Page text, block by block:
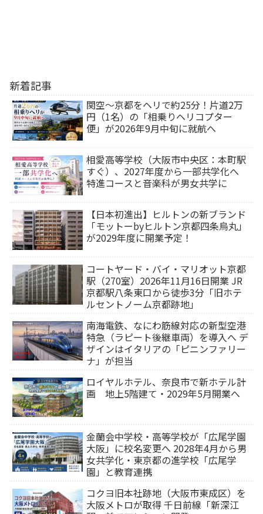
新着記事
関空～京都をヘリで約25分！片道2万
円（1名）の「相乗りヘリコプター
便」が2026年9月中旬に就航へ
相愛高等学校（大阪市中央区：本町駅
すぐ）、2027年度から一部共学化へ
特進コースと音楽科が男女共学に
【日本初進出】ヒルトンの新ブランド
「モットーbyヒルトン京都四条烏丸」
が2029年度に開業予定！
コートヤード・バイ・マリオット京都
駅（270室）2026年11月16日開業 JR
京都駅八条東口から徒歩3分「旧ホテ
ルセントノーム京都跡地」
南海電鉄、なにわ筋線対応の新型空港
特急（ラピート後継車両）を導入へ デ
ザインはイタリアの「ピニンファリー
ナ」が担当
ロイヤルホテル、奈良市で新ホテル計
画 地上5階建て・2029年5月開業へ
金蘭会中学校・高等学校が「広尾学園
大阪」に校名変更へ 2028年4月から男
女共学化・東京都の進学校「広尾学
園」と教育連携
コクヨ旧本社跡地（大阪市東成区）を
大阪メトロが取得 千日前線「新深江